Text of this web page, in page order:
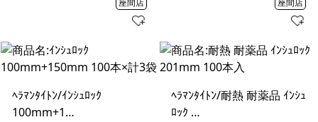
座間店
座間店
ﾍﾗﾏﾝﾀｲﾄﾝ/ｲﾝｼｭﾛｯｸ
100mm+1…
ﾍﾗﾏﾝﾀｲﾄﾝ/耐熱 耐薬品 ｲﾝｼｭ
ﾛｯｸ …